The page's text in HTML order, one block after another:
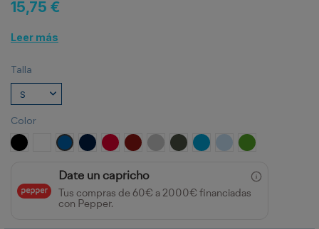
15,75 €
Leer más
Talla
Color
NEGRO BLANCOROYAL MARINOROJO GRANATEGRIS VIGORE
PLOMO OSCURO
TURQUESACELESTEVERDE GRASS
Date un capricho
Tus compras de 60€ a 2000€ financiadas
con Pepper.